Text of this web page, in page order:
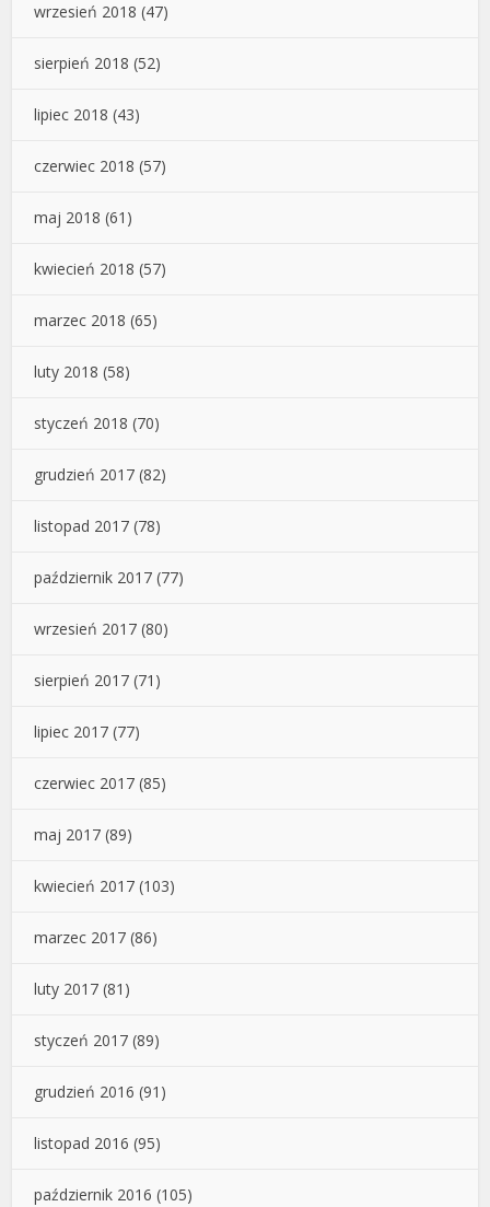
wrzesień 2018 (47)
sierpień 2018 (52)
lipiec 2018 (43)
czerwiec 2018 (57)
maj 2018 (61)
kwiecień 2018 (57)
marzec 2018 (65)
luty 2018 (58)
styczeń 2018 (70)
grudzień 2017 (82)
listopad 2017 (78)
październik 2017 (77)
wrzesień 2017 (80)
sierpień 2017 (71)
lipiec 2017 (77)
czerwiec 2017 (85)
maj 2017 (89)
kwiecień 2017 (103)
marzec 2017 (86)
luty 2017 (81)
styczeń 2017 (89)
grudzień 2016 (91)
listopad 2016 (95)
październik 2016 (105)